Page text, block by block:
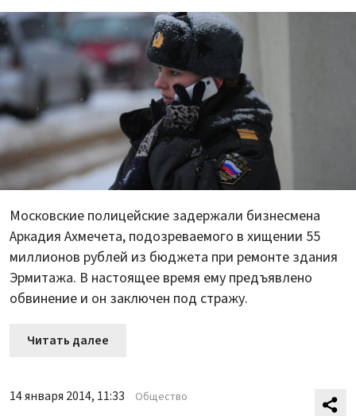
Московские полицейские задержали бизнесмена
Аркадия Ахмечета, подозреваемого в хищении 55
миллионов рублей из бюджета при ремонте здания
Эрмитажа. В настоящее время ему предъявлено
обвинение и он заключен под стражу.
Читать далее
14 января 2014, 11:33 Общество